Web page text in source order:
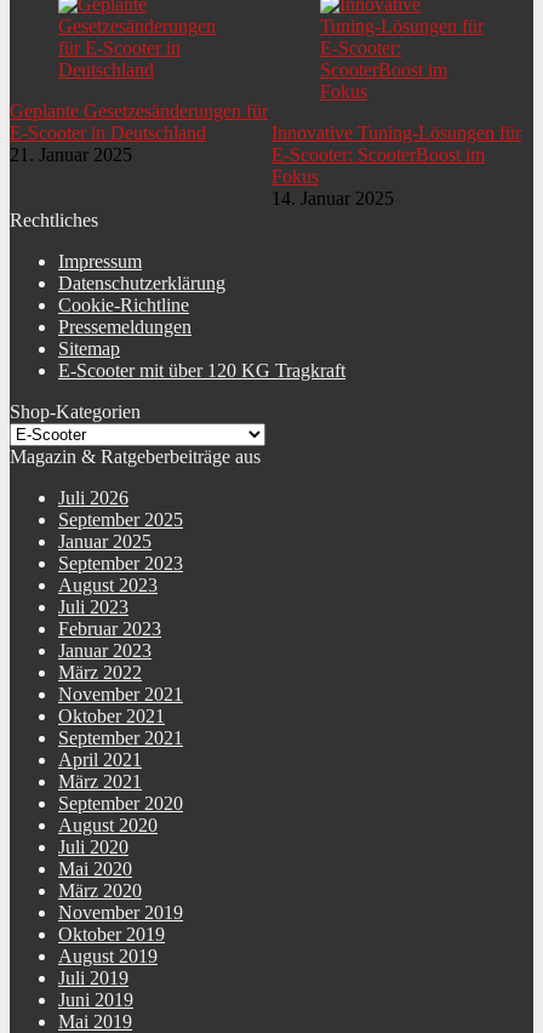
Geplante Gesetzesänderungen für
E-Scooter in Deutschland
21. Januar 2025
Innovative Tuning-Lösungen für
E-Scooter: ScooterBoost im
Fokus
14. Januar 2025
Rechtliches
Impressum
Datenschutzerklärung
Cookie-Richtline
Pressemeldungen
Sitemap
E-Scooter mit über 120 KG Tragkraft
Shop-Kategorien
Magazin & Ratgeberbeiträge aus
Juli 2026
September 2025
Januar 2025
September 2023
August 2023
Juli 2023
Februar 2023
Januar 2023
März 2022
November 2021
Oktober 2021
September 2021
April 2021
März 2021
September 2020
August 2020
Juli 2020
Mai 2020
März 2020
November 2019
Oktober 2019
August 2019
Juli 2019
Juni 2019
Mai 2019